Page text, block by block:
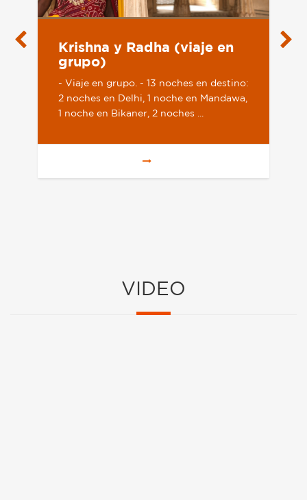
Krishna y Radha (viaje en
grupo)
- Viaje en grupo. - 13 noches en destino:
2 noches en Delhi, 1 noche en Mandawa,
1 noche en Bikaner, 2 noches ...
VIDEO